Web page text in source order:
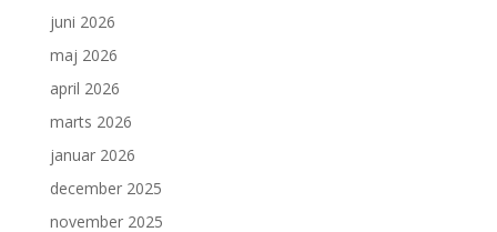
juni 2026
maj 2026
april 2026
marts 2026
januar 2026
december 2025
november 2025